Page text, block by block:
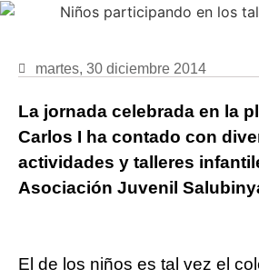
martes, 30 diciembre 2014
La jornada celebrada en la
Carlos I ha contado con
actividades y talleres
Asociación Juvenil
El de los niños es tal vez el